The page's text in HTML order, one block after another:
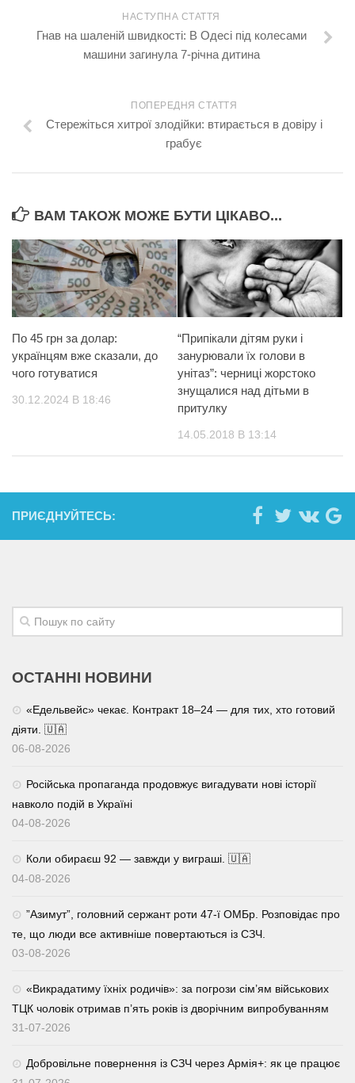
НАСТУПНА СТАТТЯ
Гнав на шаленій швидкості: В Одесі під колесами
машини загинула 7-річна дитина
ПОПЕРЕДНЯ СТАТТЯ
Стережіться хитрої злoдійки: втирається в довіру і
гpабує
ВАМ ТАКОЖ МОЖЕ БУТИ ЦІКАВО...
По 45 грн за долар:
українцям вже сказали, до
чого готуватися
30.12.2024 В 18:46
“Припікали дітям руки і
занурювали їх голови в
унітаз”: черниці жорстоко
знущалися над дітьми в
притулку
14.05.2018 В 13:14
ПРИЄДНУЙТЕСЬ:
ОСТАННІ НОВИНИ
«Едельвейс» чекає. Контракт 18–24 — для тих, хто готовий
діяти. 🇺🇦
06-08-2026
Російська пропаганда продовжує вигадувати нові історії
навколо подій в Україні
04-08-2026
Коли обираєш 92 — завжди у виграші. 🇺🇦
04-08-2026
⁨”Азимут”, головний сержант роти 47-ї ОМБр. Розповідає про
те, що люди все активніше повертаються із СЗЧ.
03-08-2026
«Викрадатиму їхніх родичів»: за погрози сім’ям військових
ТЦК чоловік отримав п’ять років із дворічним випробуванням
31-07-2026
Добровільне повернення із СЗЧ через Армія+: як це працює